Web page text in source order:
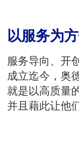
以服务为
服务导向、开
成立迄今，奥
就是以高质量
并且藉此让他